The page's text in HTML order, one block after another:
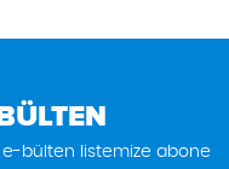
bülten listemize abone